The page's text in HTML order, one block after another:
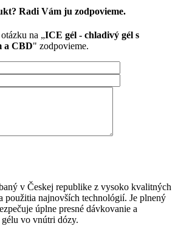
Radi Vám ju zodpovieme.
na „ICE gél - chladivý gél s
a CBD" zodpovieme.
v Českej republike z vysoko kvalitných
použitia najnovších technológií. Je plnený
úplne presné dávkovanie a
vo vnútri dózy.